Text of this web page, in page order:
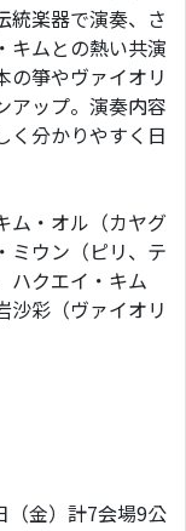
統楽器で演奏、さ
キムとの熱い共演
の箏やヴァイオリ
アップ。演奏内容
く分かりやすく日
ム・オル（カヤグ
ミウン（ピリ、テ
ハクエイ・キム
沙彩（ヴァイオリ
（金）計7会場9公